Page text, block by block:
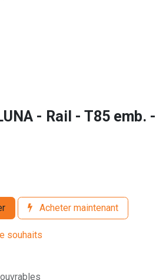
- Rail - T85 emb. -
Acheter maintenant
souhaits